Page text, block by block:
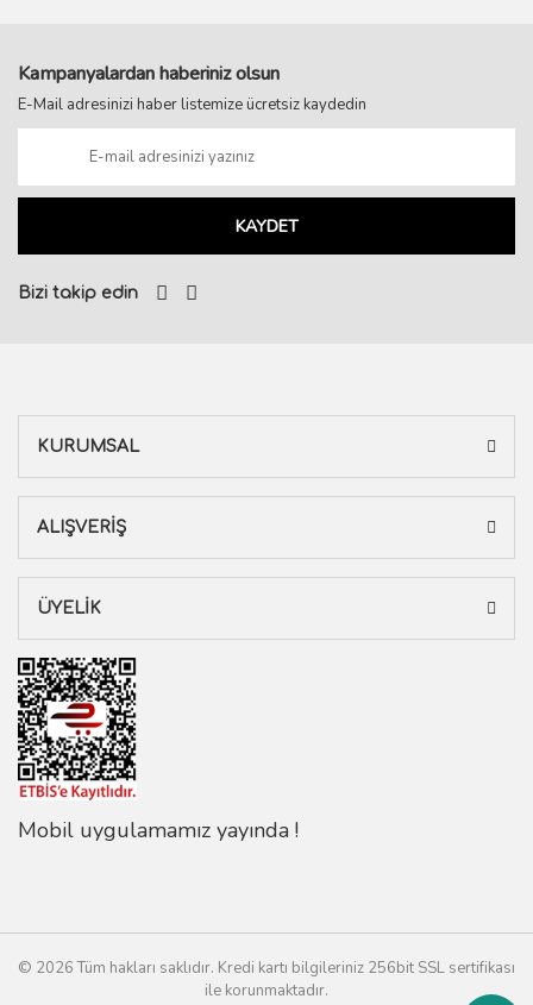
Kampanyalardan haberiniz olsun
E-Mail adresinizi haber listemize ücretsiz kaydedin
KAYDET
Bizi takip edin
KURUMSAL
ALIŞVERİŞ
ÜYELİK
Mobil uygulamamız yayında !
© 2026 Tüm hakları saklıdır. Kredi kartı bilgileriniz 256bit SSL sertifikası
ile korunmaktadır.